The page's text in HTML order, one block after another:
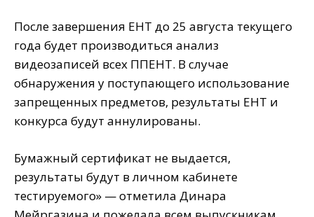
После завершения ЕНТ до 25 августа текущего
года будет производиться анализ
видеозаписей всех ППЕНТ. В случае
обнаружения у поступающего использование
запрещенных предметов, результаты ЕНТ и
конкурса будут аннулированы.
Бумажный сертификат не выдается,
результаты будут в личном кабинете
тестируемого» — отметила Динара